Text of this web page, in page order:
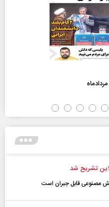
تشریح شد
مصنوعی قابل جبران است